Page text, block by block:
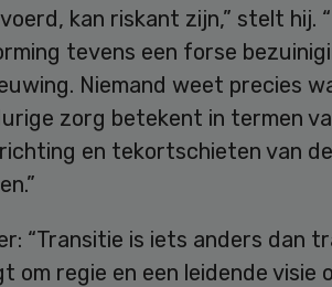
kan riskant zijn,” stelt hij.
tevens een forse
Niemand weet precies
zorg betekent in termen
en tekortschieten van
“Transitie is iets anders dan
om regie en een leidende visie